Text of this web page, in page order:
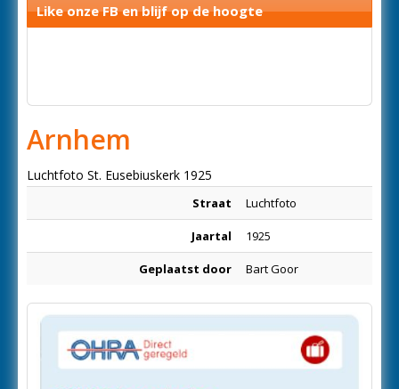
Like onze FB en blijf op de hoogte
Arnhem
Luchtfoto St. Eusebiuskerk 1925
Straat Luchtfoto
Jaartal 1925
Geplaatst door Bart Goor